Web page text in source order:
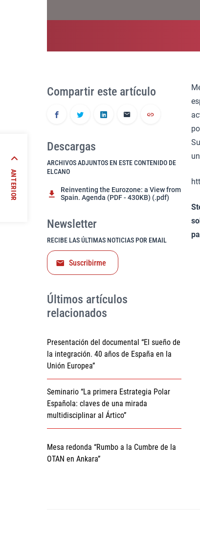
Compartir este artículo
Descargas
ARCHIVOS ADJUNTOS EN ESTE CONTENIDO DE
ELCANO
Reinventing the Eurozone: a View from
Spain. Agenda (PDF - 430KB) (.pdf)
Newsletter
RECIBE LAS ÚLTIMAS NOTICIAS POR EMAIL
Suscribirme
Últimos artículos
relacionados
Presentación del documental “El sueño de
la integración. 40 años de España en la
Unión Europea”
Seminario “La primera Estrategia Polar
Española: claves de una mirada
multidisciplinar al Ártico”
Mesa redonda “Rumbo a la Cumbre de la
OTAN en Ankara”
ANTERIOR